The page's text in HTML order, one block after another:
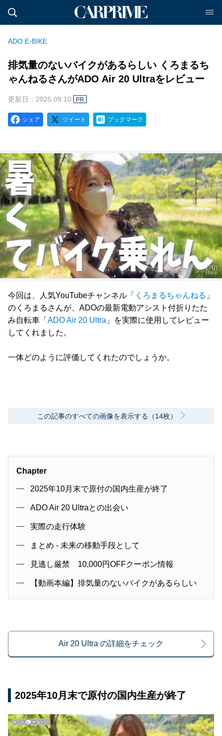
ADO E-BIKE
排気量のないバイクがあるらしい くろまるち
ゃんねるさんがADO Air 20 Ultraをレビュー
更新日：2025.09.10 PR
シェア ツイート ブックマーク
今回は、人気YouTubeチャンネル「 くろまるちゃんねる 」
のくろまるさんが、ADOの最新電動アシスト付折りたた
み自転車「 ADO Air 20 Ultra 」を実際に使用してレビュー
してくれました。
一体どのように評価してくれたのでしょうか。
この記事のすべての画像を表示する（14枚）
Chapter
2025年10月末で原付の国内生産が終了
ADO Air 20 Ultraとの出会い
実際の走行体験
まとめ - 未来の移動手段として
見逃し厳禁 10,000円OFFクーポン情報
【動画本編】排気量のないバイクがあるらしい
Air 20 Ultra の詳細をチェック
2025年10月末で原付の国内生産が終了